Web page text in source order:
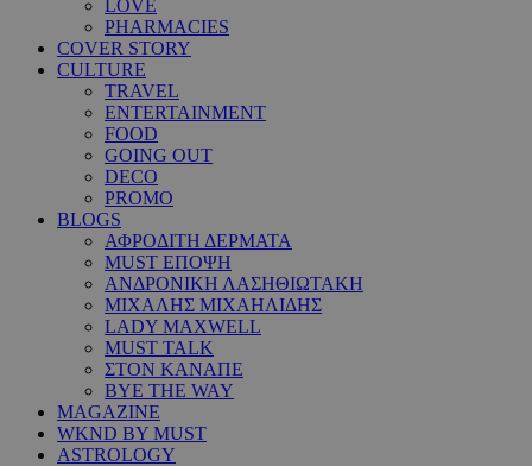
LOVE
PHARMACIES
COVER STORY
CULTURE
TRAVEL
ENTERTAINMENT
FOOD
GOING OUT
DECO
PROMO
BLOGS
ΑΦΡΟΔΙΤΗ ΔΕΡΜΑΤΑ
MUST ΕΠΟΨΗ
ΑΝΔΡΟΝΙΚΗ ΛΑΣΗΘΙΩΤΑΚΗ
ΜΙΧΑΛΗΣ ΜΙΧΑΗΛΙΔΗΣ
LADY MAXWELL
MUST TALK
ΣΤΟΝ ΚΑΝΑΠΕ
BYE THE WAY
MAGAZINE
WKND BY MUST
ASTROLOGY